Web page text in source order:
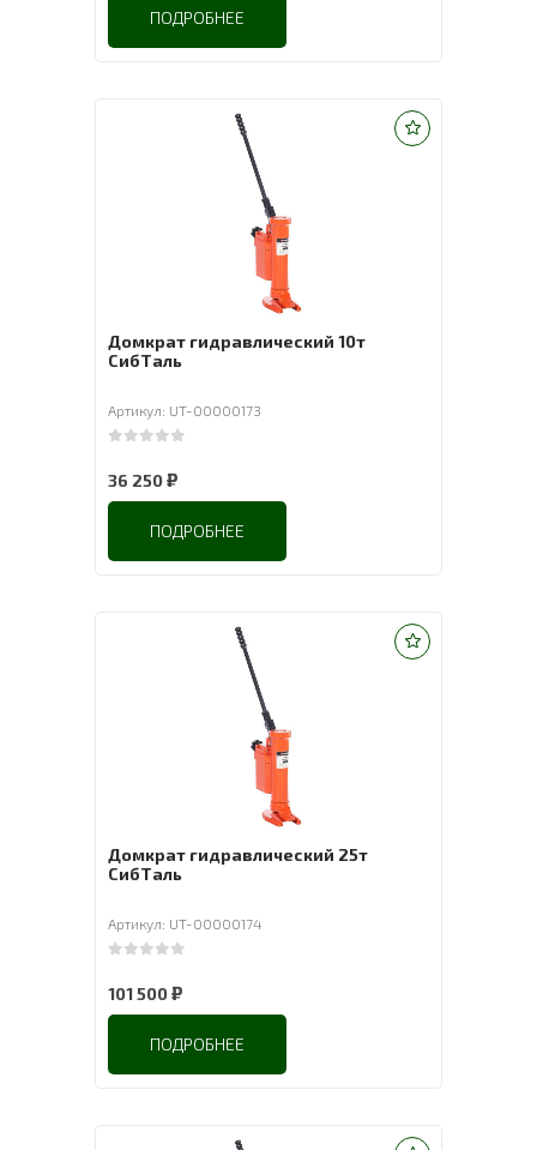
ПОДРОБНЕЕ
Домкрат гидравлический 10т
СибТаль
Артикул: UT-00000173
36 250₽
ПОДРОБНЕЕ
Домкрат гидравлический 25т
СибТаль
Артикул: UT-00000174
101 500₽
ПОДРОБНЕЕ